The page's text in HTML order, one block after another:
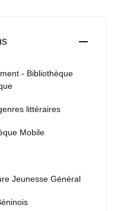
- Bibliothèque
littéraires
Mobile
Jeunesse Général